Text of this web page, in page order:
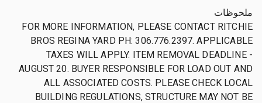
ملحوظات
FOR MORE INFORMATION, PLEASE CONTACT RITCHIE
BROS REGINA YARD PH: 306.776.2397. APPLICABLE
TAXES WILL APPLY. ITEM REMOVAL DEADLINE -
AUGUST 20. BUYER RESPONSIBLE FOR LOAD OUT AND
ALL ASSOCIATED COSTS. PLEASE CHECK LOCAL
BUILDING REGULATIONS, STRUCTURE MAY NOT BE